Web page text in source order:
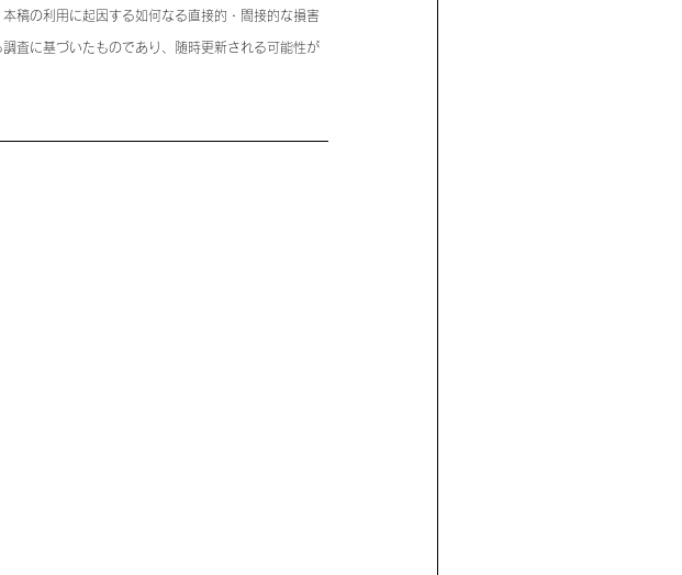
稿の利用に起因する如何なる直接的・間接的な損害
査に基づいたものであり、随時更新される可能性が